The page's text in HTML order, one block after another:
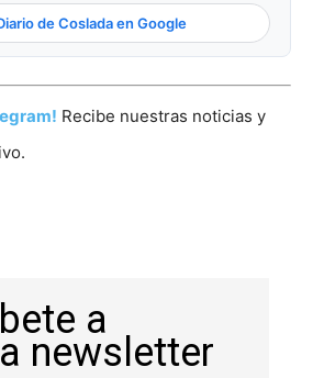
de Coslada en Google
Recibe nuestras noticias y
a
newsletter